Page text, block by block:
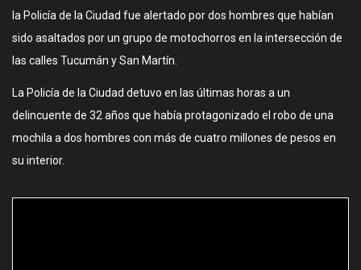
la Policía de la Ciudad fue alertado por dos hombres que habían
sido asaltados por un grupo de motochorros en la intersección de
las calles Tucumán y San Martín.
La Policía de la Ciudad detuvo en las últimas horas a un
delincuente de 32 años que había protagonizado el robo de una
mochila a dos hombres con más de cuatro millones de pesos en
su interior.